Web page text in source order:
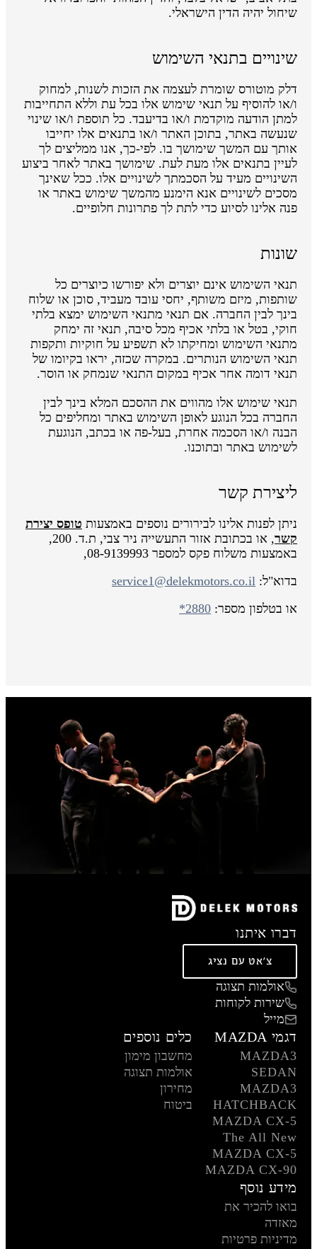
שיחול יהיה הדין הישראלי.
שינויים בתנאי השימוש
דלק מוטורס שומרת לעצמה את הזכות לשנות, למחוק
ו/או להוסיף על תנאי שימוש אלו בכל עת וללא התחייבות
למתן הודעה מוקדמת ו/או בדיעבד. כל תוספת ו/או שינוי
שנעשה באתר, בתוכן האתר ו/או בתנאים אלו יחייבו
אותך עם המשך שימושך בו. לפי-כך, אנו ממליצים לך
לעיין בתנאים אלו מעת לעת. שימושך באתר לאחר ביצוע
השינויים מעיד על הסכמתך לשינויים אלו. ככל שאינך
מסכים לשינויים אנא הימנע מהמשך שימוש באתר או
פנה אלינו לסיוע כדי לתת לך פתרונות חלופיים.
שונות
תנאי השימוש אינם יוצרים ולא יפורשו כיוצרים כל
שותפות, מיזם משותף, יחסי עובד מעביד, סוכן או שלוח
בינך לבין החברה. אם תנאי מתנאי השימוש ימצא בלתי
חוקי, בטל או בלתי אכיף מכל סיבה, תנאי זה ימחק
מתנאי השימוש ומחיקתו לא תשפיע על חוקיות ותקפות
תנאי השימוש הנותרים. במקרה שכזה, יראו בקיומו של
תנאי דומה אחר אכיף במקום התנאי שנמחק או הוסר.
תנאי שימוש אלו מהווים את ההסכם המלא בינך לבין
החברה בכל הנוגע לאופן השימוש באתר ומחליפים כל
הבנה ו/או הסכמה אחרת, בעל-פה או בכתב, הנוגעת
לשימוש באתר ובתוכנו.
ליצירת קשר
ניתן לפנות אלינו לבירורים נוספים באמצעות טופס יצירת
קשר
, או בכתובת אזור התעשייה ניר צבי, ת.ד. 200,
באמצעות משלוח פקס למספר 08-9139993,
בדוא"ל:service1@delekmotors.co.il
או בטלפון מספר: *2880
דברו איתנו
צ'אט עם נציג
אולמות תצוגה
שירות לקוחות
מייל
דגמי MAZDA
MAZDA3
SEDAN
MAZDA3
HATCHBACK
MAZDA CX-5
The All New
MAZDA CX-5
MAZDA CX-90
כלים נוספים
מחשבון מימון
אולמות תצוגה
מחירון
ביטוח
מידע נוסף
בואו להכיר את
מאזדה
מדיניות פרטיות